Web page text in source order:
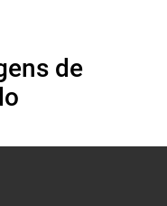
de